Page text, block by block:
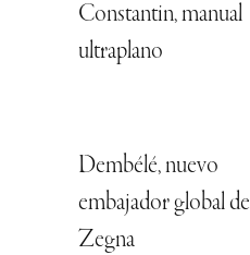
Constantin, manual
ultraplano
Dembélé, nuevo
embajador global de
Zegna